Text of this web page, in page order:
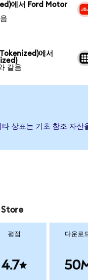
에서 Ford Motor
에서
같음
상표는 기초 참조 자산
평점
4.7
다운로